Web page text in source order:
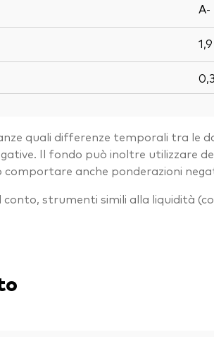
A-
1,9
quali differenze temporali tra le
Il fondo può inoltre utilizzare
comportare anche ponderazioni
conto, strumenti simili alla liquidità